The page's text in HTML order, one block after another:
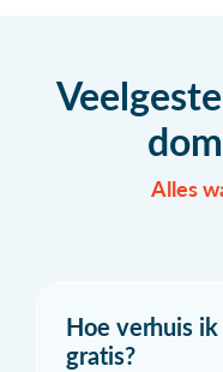
Alles
Hoe verhuis
gratis?